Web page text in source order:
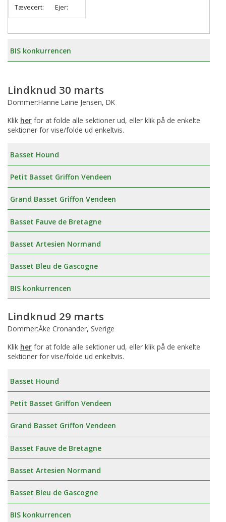
Tævecert: Ejer:
BIS konkurrencen
Lindknud 30 marts
Dommer:Hanne Laine Jensen, DK
Klik her for at folde alle sektioner ud, eller klik på de enkelte
sektioner for vise/folde ud enkeltvis.
Basset Hound
Petit Basset Griffon Vendeen
Grand Basset Griffon Vendeen
Basset Fauve de Bretagne
Basset Artesien Normand
Basset Bleu de Gascogne
BIS konkurrencen
Lindknud 29 marts
Dommer:Åke Cronander, Sverige
Klik her for at folde alle sektioner ud, eller klik på de enkelte
sektioner for vise/folde ud enkeltvis.
Basset Hound
Petit Basset Griffon Vendeen
Grand Basset Griffon Vendeen
Basset Fauve de Bretagne
Basset Artesien Normand
Basset Bleu de Gascogne
BIS konkurrencen